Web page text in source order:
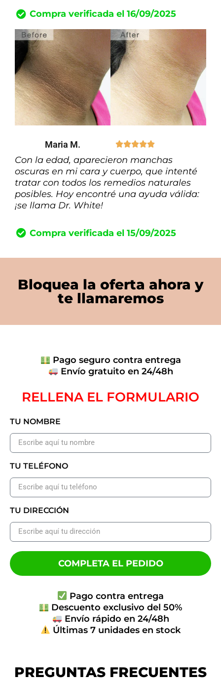
Compra verificada el 16/09/2025
Maria M. 
Con la edad, aparecieron manchas
oscuras en mi cara y cuerpo, que intenté
tratar con todos los remedios naturales
posibles. Hoy encontré una ayuda válida:
¡se llama Dr. White!
Compra verificada el 15/09/2025
Bloquea la oferta ahora y
te llamaremos
Pago seguro contra entrega
Envío gratuito en 24/48h
RELLENA EL FORMULARIO
TU NOMBRE
TU TELÉFONO
TU DIRECCIÓN
COMPLETA EL PEDIDO
Pago contra entrega
Descuento exclusivo del 50%
Envío rápido en 24/48h
Últimas 7 unidades en stock
PREGUNTAS FRECUENTES